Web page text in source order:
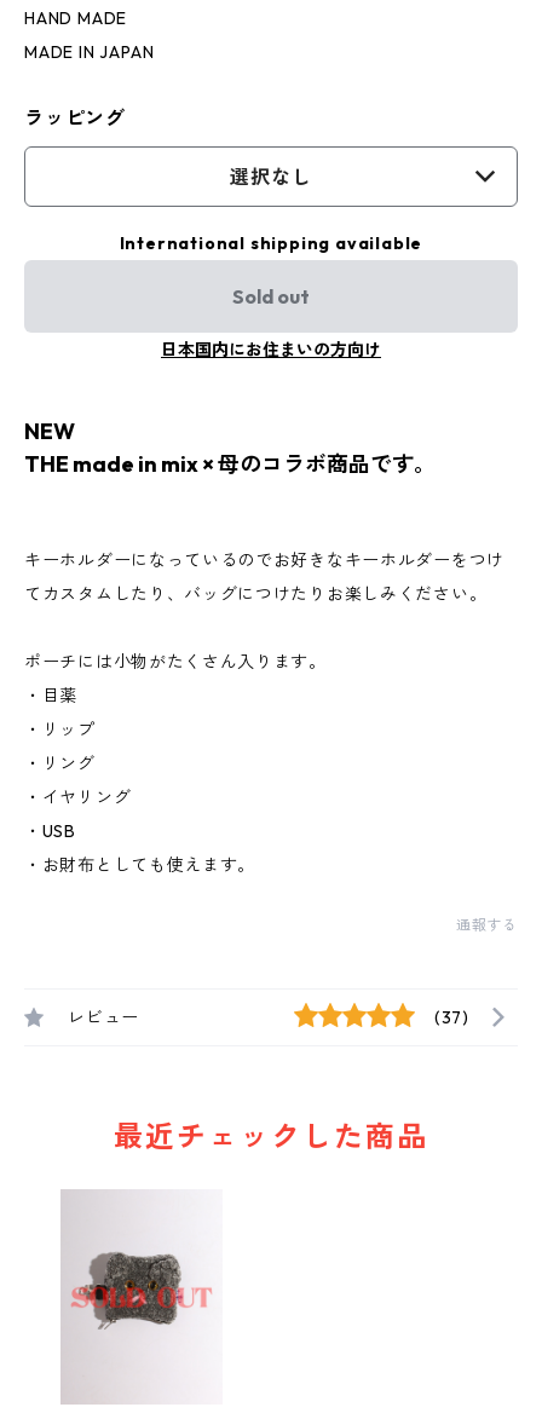
HAND MADE
MADE IN JAPAN
ラッピング
選択なし
International shipping available
Sold out
日本国内にお住まいの方向け
NEW
THE made in mix × 母のコラボ商品です。
キーホルダーになっているのでお好きなキーホルダーをつけ
てカスタムしたり、バッグにつけたりお楽しみください。
ポーチには小物がたくさん入ります。
・目薬
・リップ
・リング
・イヤリング
・USB
・お財布としても使えます。
通報する
レビュー (37)
最近チェックした商品